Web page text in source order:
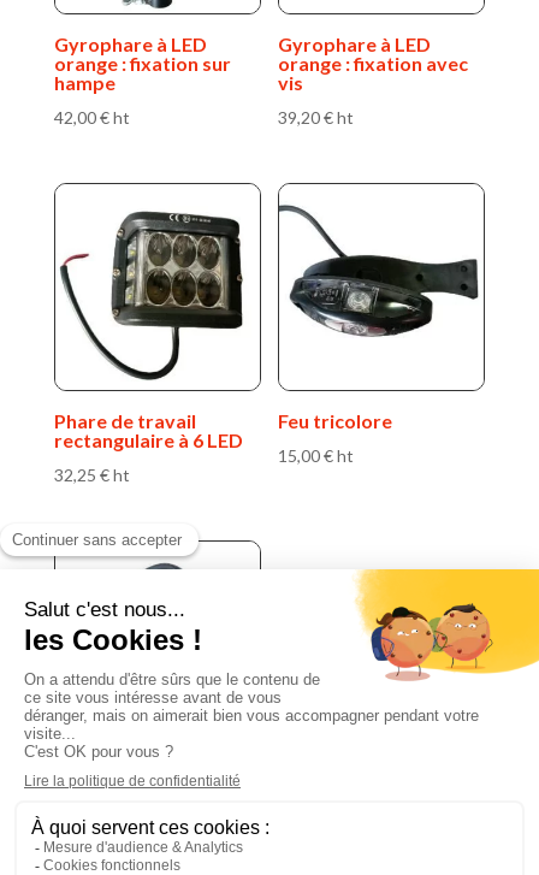
Gyrophare à LED
orange : fixation sur
hampe
42,00€ht
Gyrophare à LED
orange : fixation avec
vis
39,20€ht
Phare de travail
rectangulaire à 6 LED
32,25 €ht
Feu tricolore
15,00€ht
Feu encombrement
latéral
22,30€ht